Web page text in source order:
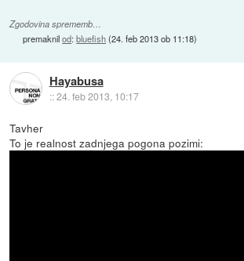
Zgodovina sprememb…
premaknilod:bluefish(24. feb 2013 ob 11:18)
Hayabusa
::24. feb 2013, 10:17
Tavher
To je realnost zadnjega pogona pozimi: